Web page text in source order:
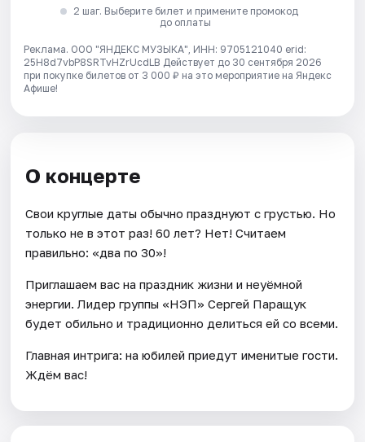
2 шаг. Выберите билет и примените промокод
до оплаты
Реклама. ООО "ЯНДЕКС МУЗЫКА", ИНН: 9705121040 erid:
25H8d7vbP8SRTvHZrUcdLB Действует до 30 сентября 2026
при покупке билетов от 3 000 ₽ на это мероприятие на Яндекс
Афише!
О концерте
Свои круглые даты обычно празднуют с грустью. Но
только не в этот раз! 60 лет? Нет! Считаем
правильно: «два по 30»!
Приглашаем вас на праздник жизни и неуёмной
энергии. Лидер группы «НЭП» Сергей Паращук
будет обильно и традиционно делиться ей со всеми.
Главная интрига: на юбилей приедут именитые гости.
Ждём вас!